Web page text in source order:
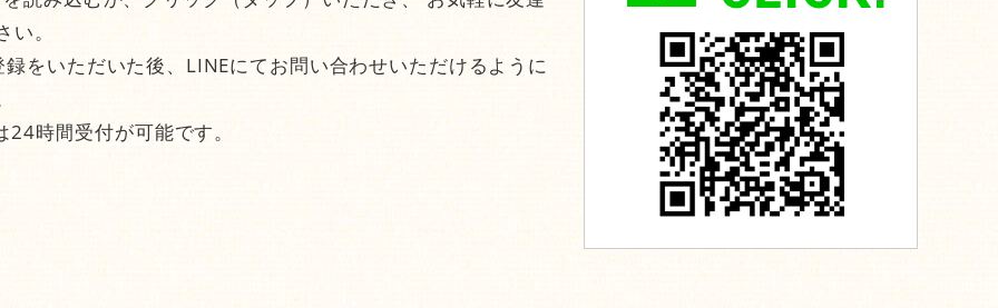
い。
をいただいた後、LINEにてお問い合わせいただけるように
24時間受付が可能です。